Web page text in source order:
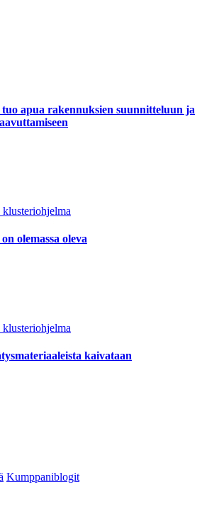
apua rakennuksien suunnitteluun ja
olemassa oleva
kaivataan
Kumppaniblogit